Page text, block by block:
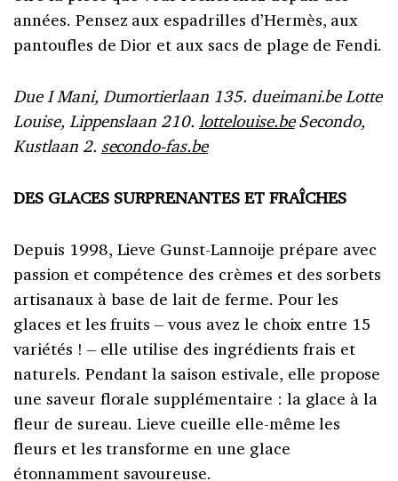
années. Pensez aux espadrilles d’Hermès, aux
pantoufles de Dior et aux sacs de plage de Fendi.
Due I Mani, Dumortierlaan 135. dueimani.be Lotte
Louise, Lippenslaan 210.lottelouise.beSecondo,
Kustlaan 2. secondo-fas.be
DES GLACES SURPRENANTES ET FRAÎCHES
Depuis 1998, Lieve Gunst-Lannoije prépare avec
passion et compétence des crèmes et des sorbets
artisanaux à base de lait de ferme. Pour les
glaces et les fruits – vous avez le choix entre 15
variétés ! – elle utilise des ingrédients frais et
naturels. Pendant la saison estivale, elle propose
une saveur florale supplémentaire : la glace à la
fleur de sureau. Lieve cueille elle-même les
fleurs et les transforme en une glace
étonnamment savoureuse.